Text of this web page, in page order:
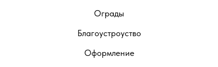
Ограды
Благоустроуство
Оформление